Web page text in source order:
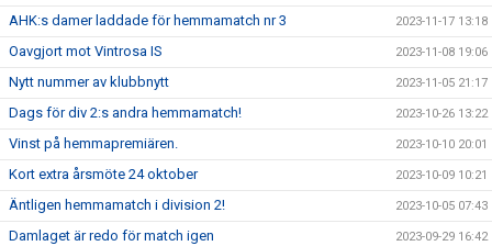
AHK:s damer laddade för hemmamatch nr 3 2023-11-17 13:18
Oavgjort mot Vintrosa IS 2023-11-08 19:06
Nytt nummer av klubbnytt 2023-11-05 21:17
Dags för div 2:s andra hemmamatch! 2023-10-26 13:22
Vinst på hemmapremiären. 2023-10-10 20:01
Kort extra årsmöte 24 oktober 2023-10-09 10:21
Äntligen hemmamatch i division 2! 2023-10-05 07:43
Damlaget är redo för match igen 2023-09-29 16:42